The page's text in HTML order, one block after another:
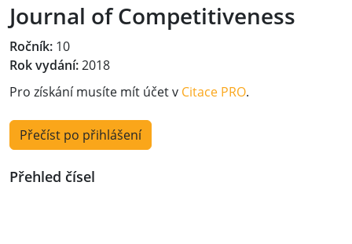
Journal of Competitiveness
Ročník: 10
Rok vydání:2018
Pro získání musíte mít účet v Citace PRO.
Přečíst po přihlášení
Přehled čísel